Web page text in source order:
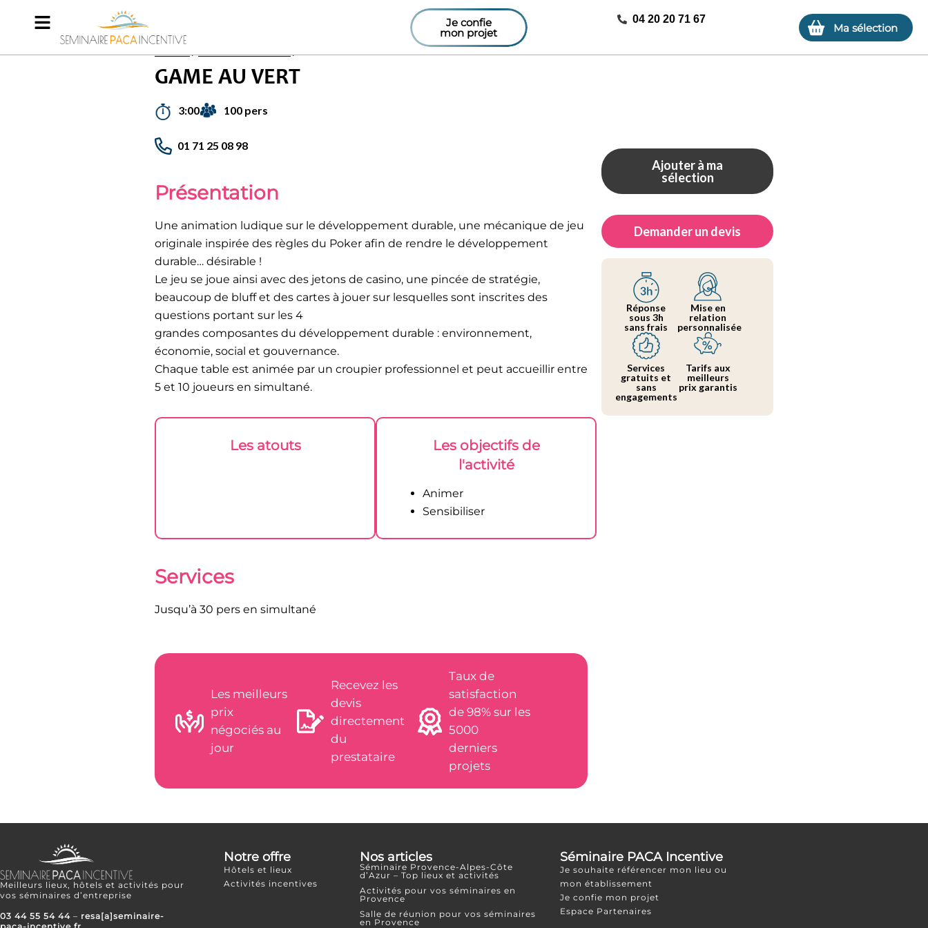
Je confie
mon projet
04 20 20 71 67
Ma sélection
GAME AU VERT
3:00 100 pers
01 71 25 08 98
Présentation
Une animation ludique sur le développement durable, une mécanique de jeu
originale inspirée des règles du Poker afin de rendre le développement
durable… désirable !
Le jeu se joue ainsi avec des jetons de casino, une pincée de stratégie,
beaucoup de bluff et des cartes à jouer sur lesquelles sont inscrites des
questions portant sur les 4
grandes composantes du développement durable : environnement,
économie, social et gouvernance.
Chaque table est animée par un croupier professionnel et peut accueillir entre
5 et 10 joueurs en simultané.
Les atouts
Les objectifs de
l'activité
Animer
Sensibiliser
Services
Jusqu’à 30 pers en simultané
Les meilleurs
prix
négociés au
jour
Recevez les
devis
directement
du
prestataire
Taux de
satisfaction
de 98% sur les
5000
derniers
projets
Ajouter à ma
sélection
Demander un devis
Réponse
sous 3h
sans frais
Mise en
relation
personnalisée
Services
gratuits et
sans
engagements
Tarifs aux
meilleurs
prix garantis
Meilleurs lieux, hôtels et activités pour
vos séminaires d’entreprise
03 44 55 54 44 – resa[a]seminaire-
Notre offre
Hôtels et lieux
Activités incentives
Nos articles
Séminaire Provence-Alpes-Côte
d’Azur – Top lieux et activités
Activités pour vos séminaires en
Provence
Salle de réunion pour vos séminaires
en Provence
Séminaire PACA Incentive
Je souhaite référencer mon lieu ou
mon établissement
Je confie mon projet
Espace Partenaires